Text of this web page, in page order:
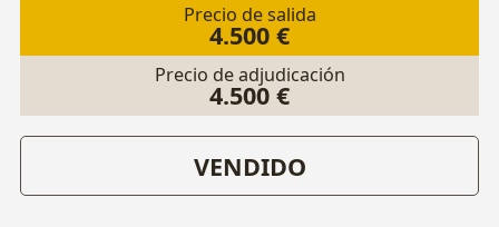
Precio de salida
4.500 €
Precio de adjudicación
4.500 €
VENDIDO